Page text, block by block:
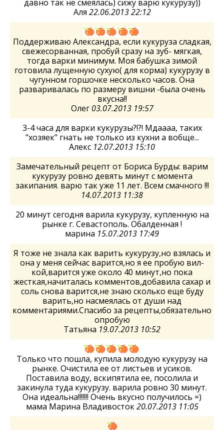
давно так не смеялась) сижу варю кукурузу))
Аля 22.06.2013 22:12
Поддерживаю Александра, если кукуруза сладкая,
свежесорванная, пробуй сразу на зуб- мягкая,
тогда варки минимум. Моя бабушка зимой
готовила лущенную сухую( для корма) кукурузу в
чугунном горшочке несколько часов. Она
разваривалась по размеру вишни -была очень
вкусна!!
Олег 03.07.2013 19:57
3-4 часа для варки кукурузы?!?! Мдаааа, таких
"хозяек" гнать не только из кухни а вобще...
Алекс 12.07.2013 15:10
Замечательный рецепт от Бориса Бурды: варим
кукурузу ровно девять минут с момента
закипания. варю так уже 11 лет. Всем смачного !!!
14.07.2013 11:38
20 минут сегодня варила кукурузу, купленную на
рынке г. Севастополь. Обалденная !
марина 15.07.2013 17:49
Я тоже не знала как варить кукурузу,но взялась и
она у меня сейчас варится,но я ее пробую вил-
кой,варится уже около 40 минут,но пока
жесткая,начиталась комментов,добавила сахар и
соль снова варится,не знаю сколько еще буду
варить,но насмеялась от души над
комментариями.Спасибо за рецепты,обязательно
опробую
Татьяна 19.07.2013 10:52
Только что пошла, купила молодую кукурузу на
рынке. Очистила ее от листьев и усиков.
Поставила воду, вскипятила ее, посолила и
закинула туда кукурузу. варила ровно 30 минут.
Она идеальна!!!!!!! Очень вкусно получилось =)
мама Марина Владивосток20.07.2013 11:05